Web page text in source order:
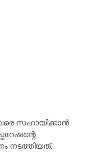
സഹായിക്കാൻ
നടത്തിയത്.